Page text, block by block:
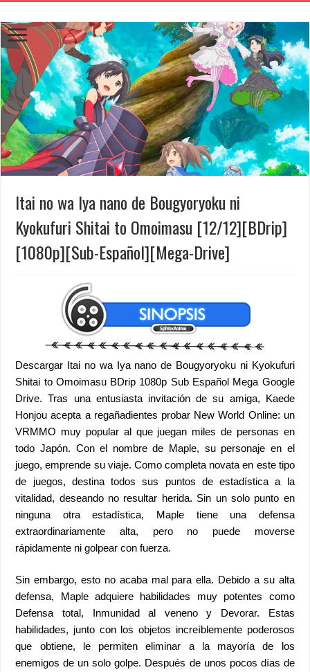
Itai no wa Iya nano de Bougyoryoku ni
Kyokufuri Shitai to Omoimasu [12/12][BDrip]
[1080p][Sub-Español][Mega-Drive]
Descargar Itai no wa Iya nano de Bougyoryoku ni Kyokufuri
Shitai to Omoimasu BDrip 1080p Sub Español Mega Google
Drive. Tras una entusiasta invitación de su amiga, Kaede
Honjou acepta a regañadientes probar New World Online: un
VRMMO muy popular al que juegan miles de personas en
todo Japón. Con el nombre de Maple, su personaje en el
juego, emprende su viaje. Como completa novata en este tipo
de juegos, destina todos sus puntos de estadística a la
vitalidad, deseando no resultar herida. Sin un solo punto en
ninguna otra estadística, Maple tiene una defensa
extraordinariamente alta, pero no puede moverse
rápidamente ni golpear con fuerza.
Sin embargo, esto no acaba mal para ella. Debido a su alta
defensa, Maple adquiere habilidades muy potentes como
Defensa total, Inmunidad al veneno y Devorar. Estas
habilidades, junto con los objetos increíblemente poderosos
que obtiene, le permiten eliminar a la mayoría de los
enemigos de un solo golpe. Después de unos pocos días de